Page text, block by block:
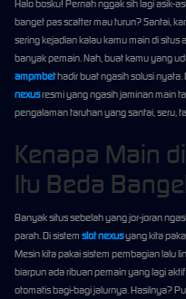
Halo bosku! Pernah nggak sih lagi asik-
banget pas scatter mau turun? Santai,
sering kejadian kalau kamu main di
banyak pemain. Nah, buat kamu yang
ampmbethadir buat ngasih solusi
nexusresmi yang ngasih jaminan main
pengalaman taruhan yang santai, seru,
Kenapa Main
Itu Beda
Banyak situs sebelah yang jor-joran
parah. Di sistem slot nexusyang kita
Mesin kita pakai sistem pembagian lalu
biarpun ada ribuan pemain yang lagi
otomatis bagi-bagi jalurnya. Hasilnya?